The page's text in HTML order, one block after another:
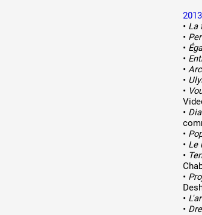
2013
• La
•
•
•
•
•
•
•
•
• Le
•
•
•
•